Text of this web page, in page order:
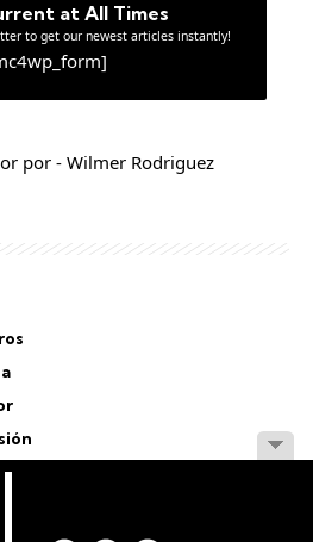
at All Times
to get our newest articles instantly!
por - Wilmer Rodriguez